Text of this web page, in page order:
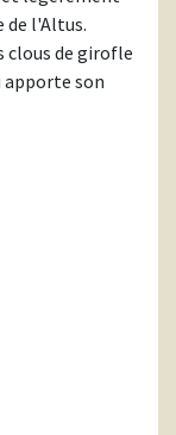
de l'Altus.
de girofle
apporte son